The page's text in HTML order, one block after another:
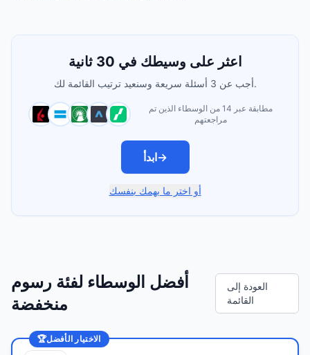
اعثر على وسيطك في 30 ثانية
أجب عن 3 أسئلة سريعة وسنعيد ترتيب القائمة لك.
مطابقة عبر 14 من الوسطاء الذين تم
مراجعتهم
ابدأ→
أو اختر ما يهمك بنفسك
أفضل الوسطاء لفئة رسوم
منخفضة
العودة إلى
القائمة
🏆الاختيار الأفضل